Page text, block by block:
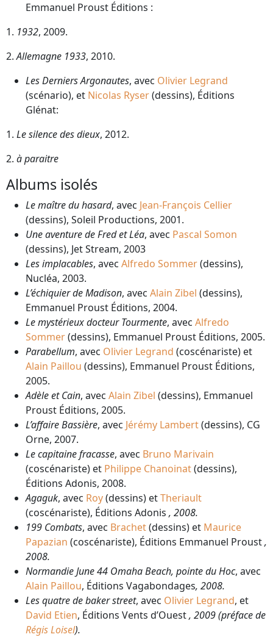
Emmanuel Proust Éditions :
1. 1932, 2009.
2.Allemagne 1933, 2010.
Les Derniers Argonautes, avec Olivier Legrand
(scénario), et Nicolas Ryser(dessins), Éditions
Glénat:
1. Le silence des dieux, 2012.
2. à paraitre
Albums isolés
Le maître du hasard, avec Jean-François Cellier
(dessins), Soleil Productions, 2001.
Une aventure de Fred et Léa, avec Pascal Somon
(dessins), Jet Stream, 2003
Les implacables, avec Alfredo Sommer(dessins),
Nucléa, 2003.
L’échiquier de Madison, avec Alain Zibel (dessins),
Emmanuel Proust Éditions, 2004.
Le mystérieux docteur Tourmente, avec Alfredo
Sommer(dessins), Emmanuel Proust Éditions, 2005.
Parabellum, avec Olivier Legrand (coscénariste) et
Alain Paillou (dessins), Emmanuel Proust Éditions,
2005.
Adèle et Cain, avec Alain Zibel (dessins), Emmanuel
Proust Éditions, 2005.
L’affaire Bassière, avec Jérémy Lambert(dessins), CG
Orne, 2007.
Le capitaine fracasse, avec Bruno Marivain
(coscénariste) et Philippe Chanoinat(dessins),
Éditions Adonis, 2008.
Agaguk, avec Roy(dessins) etTheriault
(coscénariste), Éditions Adonis , 2008.
199 Combats, avec Brachet(dessins) et Maurice
Papazian (coscénariste), Éditions Emmanuel Proust,
2008.
Normandie June 44 Omaha Beach, pointe du Hoc, avec
Alain Paillou, Éditions Vagabondages, 2008.
Les quatre de baker street, avec Olivier Legrand, et
David Etien, Éditions Vents d’Ouest, 2009 (préface de
Régis Loisel).